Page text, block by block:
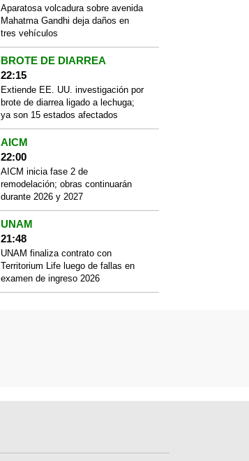
Aparatosa volcadura sobre avenida
Mahatma Gandhi deja daños en
tres vehículos
BROTE DE DIARREA
22:15
Extiende EE. UU. investigación por
brote de diarrea ligado a lechuga;
ya son 15 estados afectados
AICM
22:00
AICM inicia fase 2 de
remodelación; obras continuarán
durante 2026 y 2027
UNAM
21:48
UNAM finaliza contrato con
Territorium Life luego de fallas en
examen de ingreso 2026